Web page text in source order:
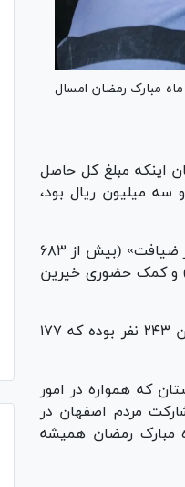
استان در ماه مبارک رمضان امسال
اینکه مبلغ کل حاصل
میلیون ریال بود،
وی ادامه داد: مجموع این مبلغ حاصل کمک‌های مردمی در برنامه‌ی تلویزیونی «یک شهر ضیافت» (بیش از ۶۸۳
شده در شهرستان‌ها (حدود ۸۳۵ میلیارد ریال) و کمک حضوری خیرین
رئیس کل دادگستری اصفهان افزود: تعداد کل مددجوی آزاد شده در ماه مبارک رمضان ۲۴۳ نفر بوده که ۱۷۷
که همواره در امور
مردم اصفهان در
مبارک رمضان همیشه